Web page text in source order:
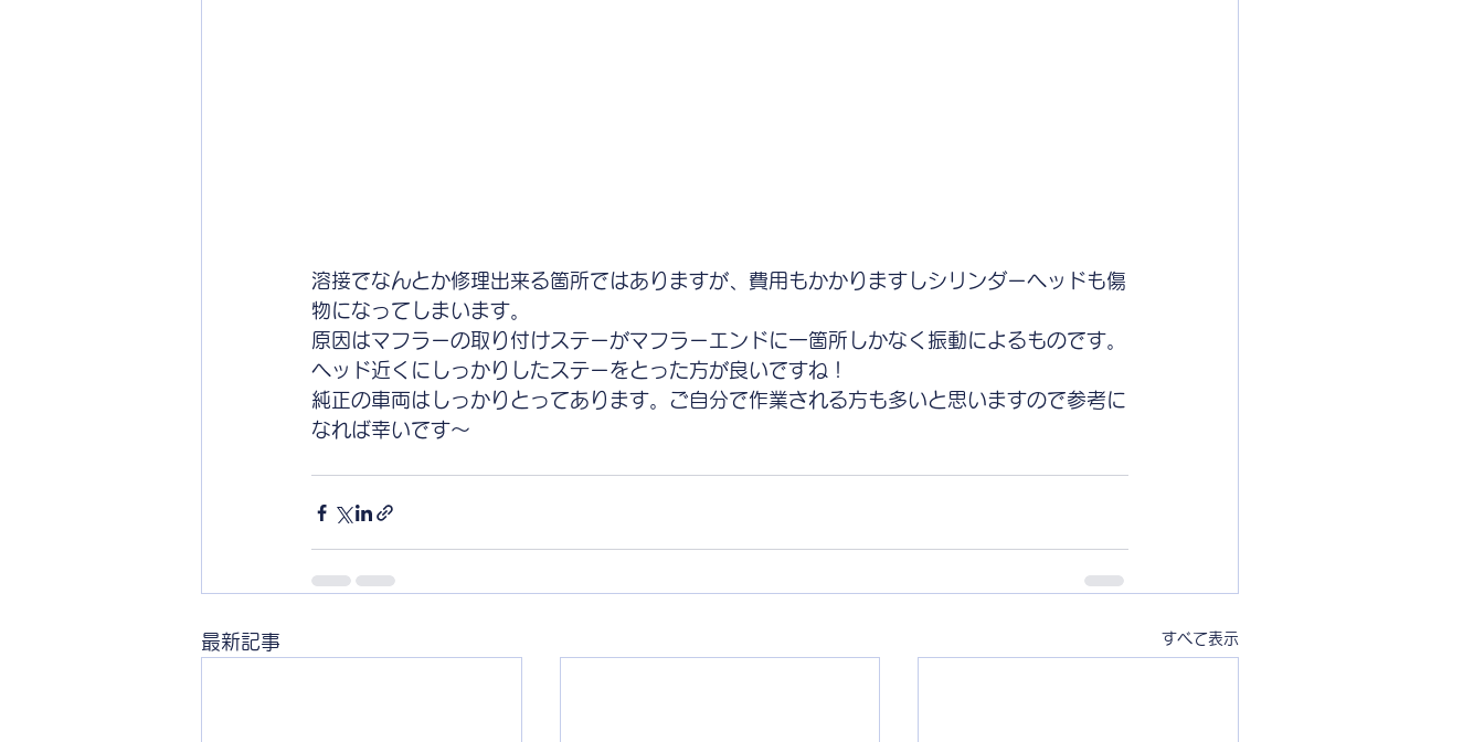
溶接でなんとか修理出来る箇所ではありますが、費用もかかりますしシリンダーヘッドも傷
物になってしまいます。
原因はマフラーの取り付けステーがマフラーエンドに一箇所しかなく振動によるものです。
ヘッド近くにしっかりしたステーをとった方が良いですね！
純正の車両はしっかりとってあります。ご自分で作業される方も多いと思いますので参考に
なれば幸いです〜
最新記事 すべて表示